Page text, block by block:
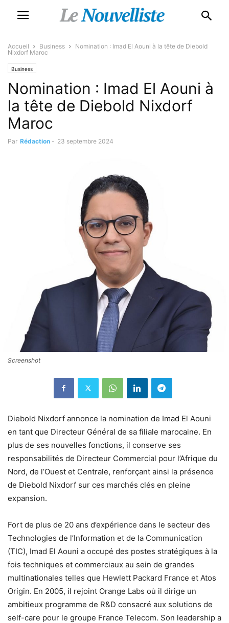
Accueil Business
Nomination : Imad El Aouni à la tête de Diebold
Nixdorf Maroc
Business
Nomination : Imad El Aouni à
la tête de Diebold Nixdorf
Maroc
Par Rédaction - 23 septembre 2024
Screenshot
Diebold Nixdorf annonce la nomination de Imad El Aouni
en tant que Directeur Général de sa filiale marocaine. En
plus de ses nouvelles fonctions, il conserve ses
responsabilités de Directeur Commercial pour l’Afrique du
Nord, de l’Ouest et Centrale, renforçant ainsi la présence
de Diebold Nixdorf sur ces marchés clés en pleine
expansion.
Fort de plus de 20 ans d’expérience dans le secteur des
Technologies de l’Information et de la Communication
(TIC), Imad El Aouni a occupé des postes stratégiques à la
fois techniques et commerciaux au sein de grandes
multinationales telles que Hewlett Packard France et Atos
Origin. En 2005, il rejoint Orange Labs où il dirige un
ambitieux programme de R&D consacré aux solutions de
self-care pour le groupe France Telecom. Son leadership a